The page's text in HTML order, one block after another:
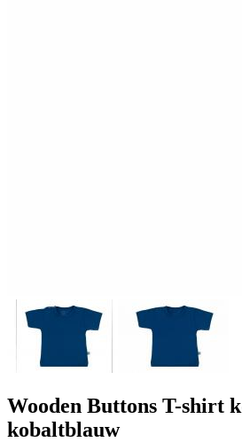
Wooden Buttons T-shirt
kobaltblauw